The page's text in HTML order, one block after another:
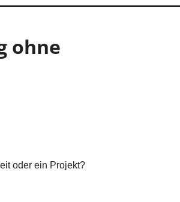
ohne
oder ein Projekt?